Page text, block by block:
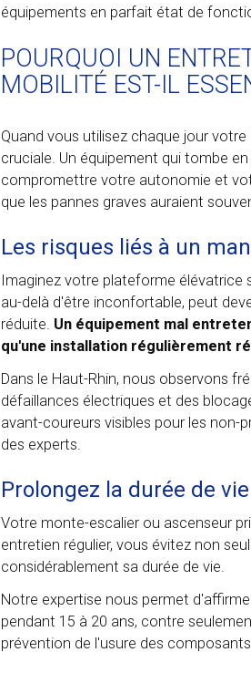
équipements en parfait état de
POURQUOI UN
MOBILITÉ EST-IL
Quand vous utilisez chaque jour
cruciale. Un équipement qui tombe
compromettre votre autonomie et
que les pannes graves auraient
Les risques liés à un
Imaginez votre plateforme
au-delà d'être inconfortable, peut
réduite. Un équipement mal
qu'une installation régulièrement
Dans le Haut-Rhin, nous observons
défaillances électriques et des
avant-coureurs visibles pour les non-
des experts.
Prolongez la durée de
Votre monte-escalier ou ascenseur
entretien régulier, vous évitez non
considérablement sa durée de vie.
Notre expertise nous permet
pendant 15 à 20 ans, contre
prévention de l'usure des